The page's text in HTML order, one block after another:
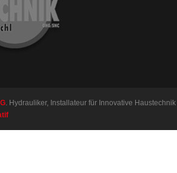
. Hydrauliker, Installateur für Innovative